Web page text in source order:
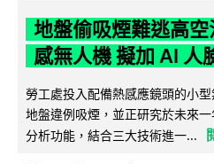
地盤偷吸煙難逃高
感無人機 擬加 AI 人
勞工處投入配備熱感應鏡頭的小
地盤違例吸煙，並正研究於未來
分析功能，結合三大技術進一...